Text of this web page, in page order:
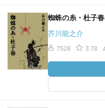
蜘蛛の糸・杜子
芥川龍之介
7528 3.78